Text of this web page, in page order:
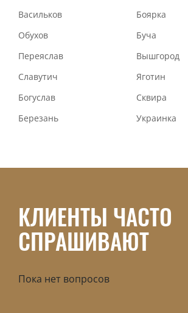
Васильков
Боярка
Обухов
Буча
Переяслав
Вышгород
Славутич
Яготин
Богуслав
Сквира
Березань
Украинка
КЛИЕНТЫ ЧАСТО
СПРАШИВАЮТ
Пока нет вопросов